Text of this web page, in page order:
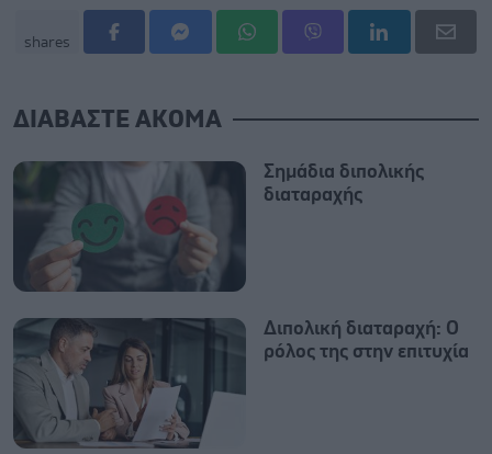
shares
ΔΙΑΒΑΣΤΕ ΑΚΟΜΑ
Σημάδια διπολικής
διαταραχής
Διπολική διαταραχή: Ο
ρόλος της στην επιτυχία